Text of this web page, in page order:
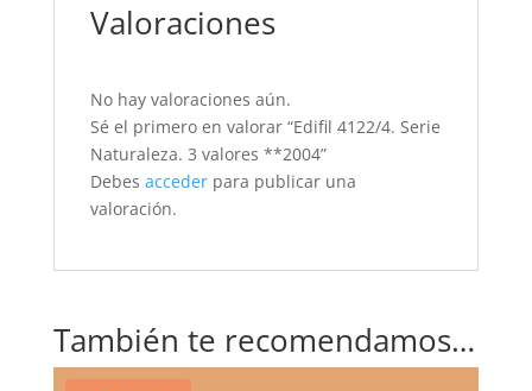
Valoraciones
No hay valoraciones aún.
Sé el primero en valorar “Edifil 4122/4. Serie
Naturaleza. 3 valores **2004”
Debes accederpara publicar una
valoración.
También te recomendamos…